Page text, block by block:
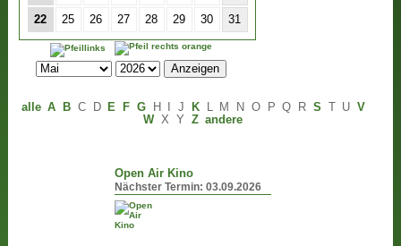
22 25 26 27 28 29 30 31
alle A B C D E F G H J K L M N O P Q R S U V
W X Y Z andere
Open Air Kino
Nächster Termin:03.09.2026